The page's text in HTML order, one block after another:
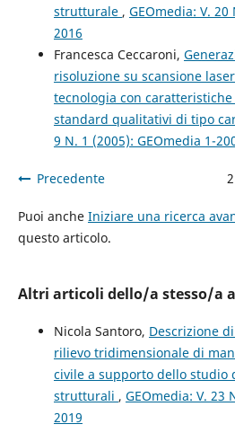
strutturale , GEOmedia: V. 20
2016
Francesca Ceccaroni,
risoluzione su scansione
tecnologia con
standard qualitativi di tipo
9 N. 1 (2005): GEOmedia 1-
Precedente
Puoi anche Iniziare una ricerca
questo articolo.
Altri articoli dello/a stesso/a
Nicola Santoro, Descrizione
rilievo tridimensionale di
civile a supporto dello studio
strutturali , GEOmedia: V. 23
2019